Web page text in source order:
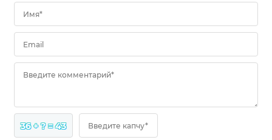
Имя*
Email
Введите комментарий*
36 + ? = 43 Введите капчу*